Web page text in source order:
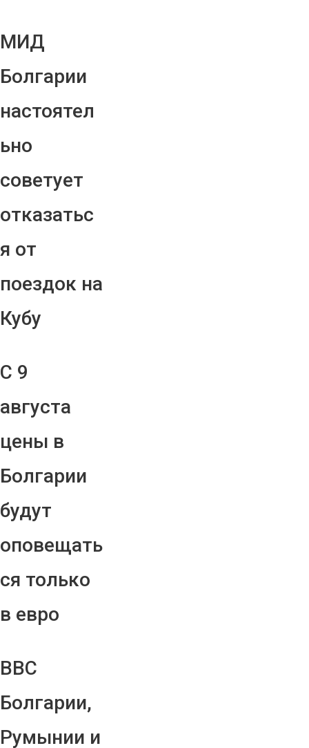
МИД
Болгарии
настоятел
ьно
советует
отказатьс
я от
поездок на
Кубу
С 9
августа
цены в
Болгарии
будут
оповещать
ся только
в евро
ВВС
Болгарии,
Румынии и